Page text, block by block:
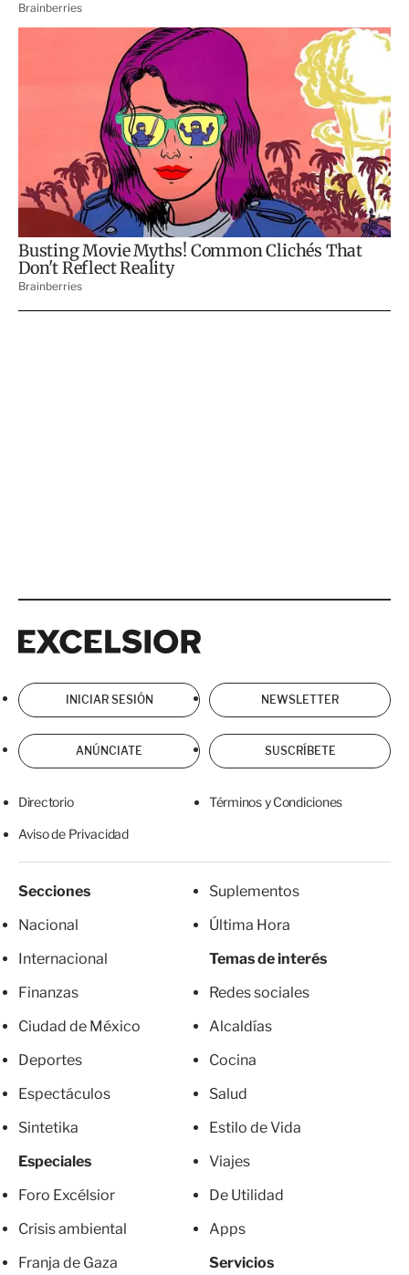
INICIAR SESIÓN NEWSLETTER
ANÚNCIATE SUSCRÍBETE
Directorio Términos y Condiciones
Aviso de Privacidad
Secciones
Nacional
Internacional
Finanzas
Ciudad de México
Deportes
Espectáculos
Sintetika
Especiales
Foro Excélsior
Crisis ambiental
Franja de Gaza
Suplementos
Última Hora
Temas de interés
Redes sociales
Alcaldías
Cocina
Salud
Estilo de Vida
Viajes
De Utilidad
Apps
Servicios